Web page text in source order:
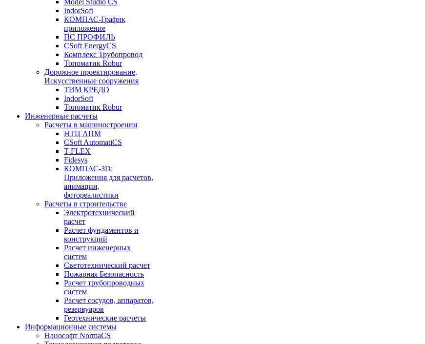
Model Studio CS
IndorSoft
КОМПАС-График
приложение
ПС ПРОФИЛЬ
CSoft EnergyCS
Комплекс Трубопровод
Топоматик Robur
Дорожное проектирование,
Искусственные сооружения
ТИМ КРЕДО
IndorSoft
Топоматик Robur
Инженерные расчеты
Расчеты в машиностроении
НТЦ АПМ
CSoft AutomatiCS
T-FLEX
Fidesys
КОМПАС-3D:
Приложения для расчетов,
анимации,
фотореалистики
Расчеты в строительстве
Электротехнический
расчет
Расчет фундаментов и
конструкций
Расчет инженерных
систем
Светотехнический расчет
Пожарная Безопасность
Расчет трубопроводных
систем
Расчет сосудов, аппаратов,
резервуаров
Геотехнические расчеты
Информационные системы
Нанософт NormaCS